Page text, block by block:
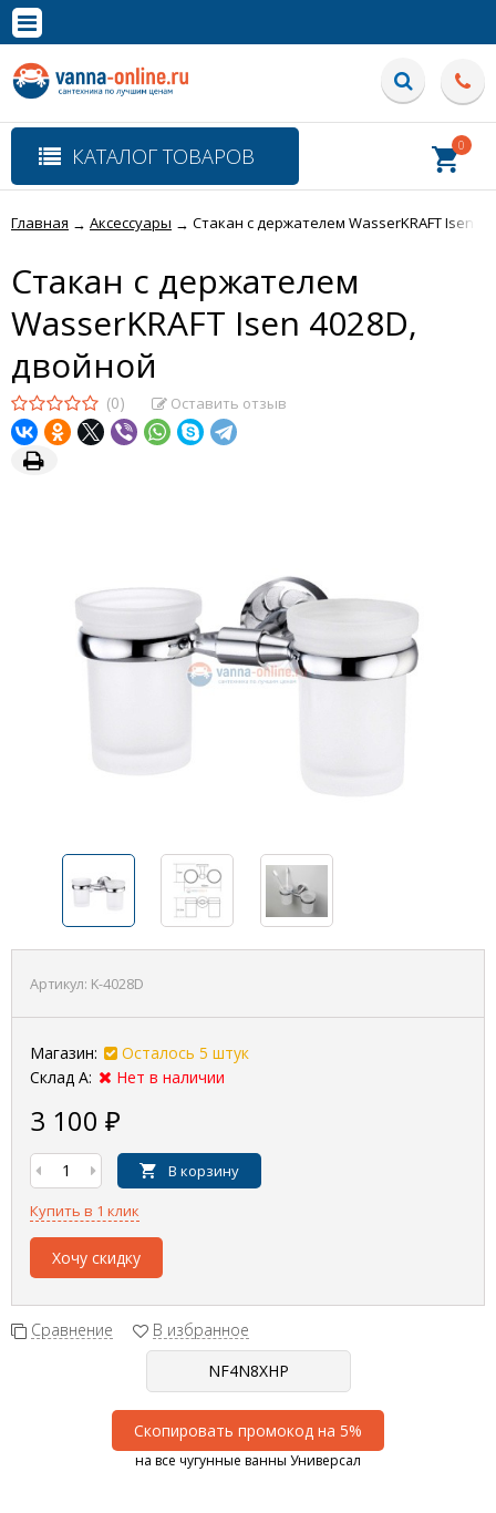
Полная версия сайта
КАТАЛОГ ТОВАРОВ 0
Главная → Аксессуары → Стакан с держателем WasserKRAFT Isen
Стакан с держателем
WasserKRAFT Isen 4028D,
двойной
(0) Оставить отзыв
Артикул: K-4028D
Магазин:
Осталось 5 штук
Склад А:
Нет в наличии
3 100 ₽
В корзину
Купить в 1 клик
Хочу скидку
Сравнение В избранное
Скопировать промокод на 5%
на все чугунные ванны Универсал